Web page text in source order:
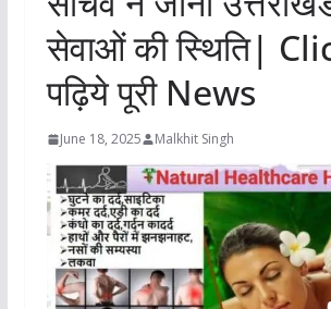
सेवाओं की स्थिति|
पढ़िये पूरी News
June 18, 2025 Malkhit Singh